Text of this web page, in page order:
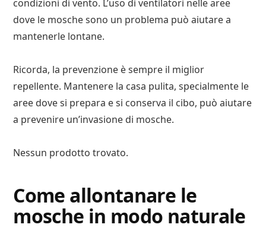
condizioni di vento. L’uso di ventilatori nelle aree
dove le mosche sono un problema può aiutare a
mantenerle lontane.
Ricorda, la prevenzione è sempre il miglior
repellente. Mantenere la casa pulita, specialmente le
aree dove si prepara e si conserva il cibo, può aiutare
a prevenire un’invasione di mosche.
Nessun prodotto trovato.
Come allontanare le
mosche in modo naturale